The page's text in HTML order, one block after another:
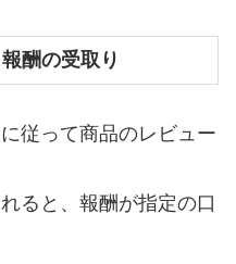
酬の受取り
従って商品のレビュー
ると、報酬が指定の口